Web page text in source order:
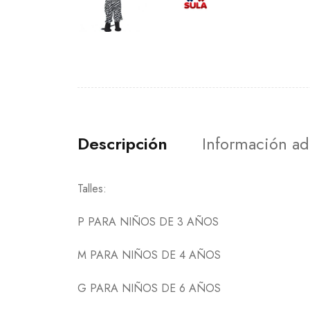
Descripción Información
Talles:
P PARA NIÑOS DE 3 AÑOS
M PARA NIÑOS DE 4 AÑOS
G PARA NIÑOS DE 6 AÑOS